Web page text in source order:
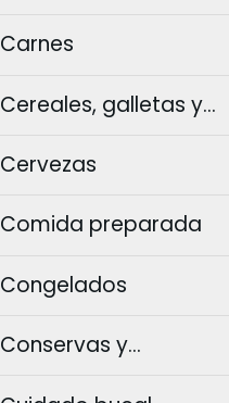
Carnes
Cereales, galletas y
Cervezas
Comida preparada
Congelados
Conservas y